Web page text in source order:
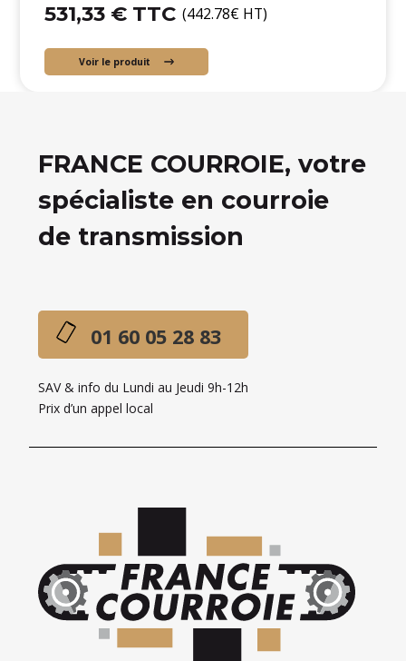
531,33 € TTC (442.78€ HT)
Voir le produit
FRANCE COURROIE, votre
spécialiste en courroie
de transmission
01 60 05 28 83
SAV & info du Lundi au Jeudi 9h-12h
Prix d’un appel local